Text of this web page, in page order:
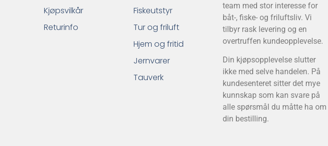
Kjøpsvilkår
Returinfo
Fiskeutstyr
Tur og friluft
Hjem og fritid
Jernvarer
Tauverk
team med stor interesse for
båt-, fiske- og friluftsliv. Vi
tilbyr rask levering og en
overtruffen kundeopplevelse.
Din kjøpsopplevelse slutter
ikke med selve handelen. På
kundesenteret sitter det mye
kunnskap som kan svare på
alle spørsmål du måtte ha om
din bestilling.